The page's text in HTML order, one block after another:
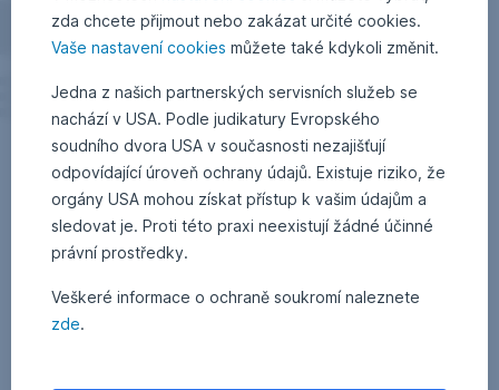
zda chcete přijmout nebo zakázat určité cookies.
Vaše nastavení cookies můžete také kdykoli změnit.
Jedna z našich partnerských servisních služeb se
nachází v USA. Podle judikatury Evropského
soudního dvora USA v současnosti nezajišťují
odpovídající úroveň ochrany údajů. Existuje riziko, že
orgány USA mohou získat přístup k vašim údajům a
sledovat je. Proti této praxi neexistují žádné účinné
právní prostředky.
Veškeré informace o ochraně soukromí naleznete
zde.